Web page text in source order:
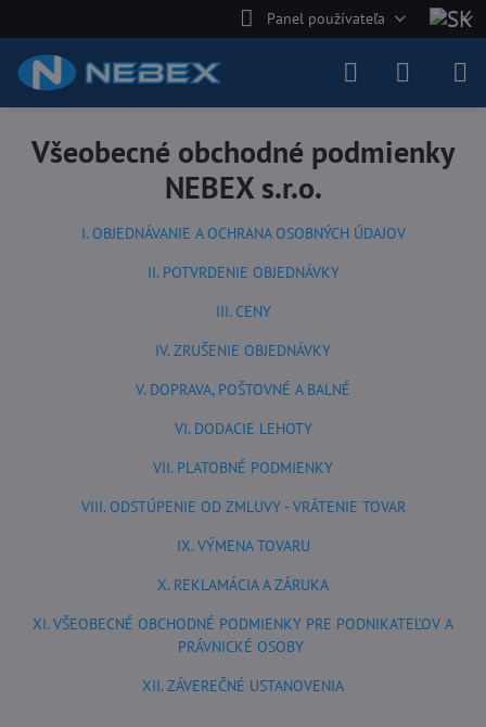
Panel používateľa
Všeobecné obchodné podmienky
NEBEX s.r.o.
I. OBJEDNÁVANIE A OCHRANA OSOBNÝCH ÚDAJOV
II. POTVRDENIE OBJEDNÁVKY
III. CENY
IV. ZRUŠENIE OBJEDNÁVKY
V. DOPRAVA, POŠTOVNÉ A BALNÉ
VI. DODACIE LEHOTY
VII. PLATOBNÉ PODMIENKY
VIII. ODSTÚPENIE OD ZMLUVY - VRÁTENIE TOVAR
IX. VÝMENA TOVARU
X. REKLAMÁCIA A ZÁRUKA
XI. VŠEOBECNÉ OBCHODNÉ PODMIENKY PRE PODNIKATEĽOV A
PRÁVNICKÉ OSOBY
XII. ZÁVEREČNÉ USTANOVENIA